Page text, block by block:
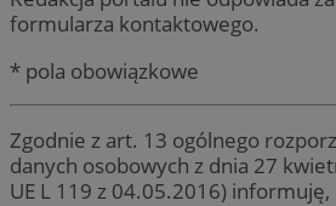
formularza kontaktowego.
* pola obowiązkowe
Zgodnie z art. 13 ogólnego
danych osobowych z dnia 27
UE L 119 z 04.05.2016) informuję,